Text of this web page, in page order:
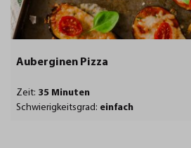
Auberginen Pizza
Zeit: 35 Minuten
Schwierigkeitsgrad: einfach